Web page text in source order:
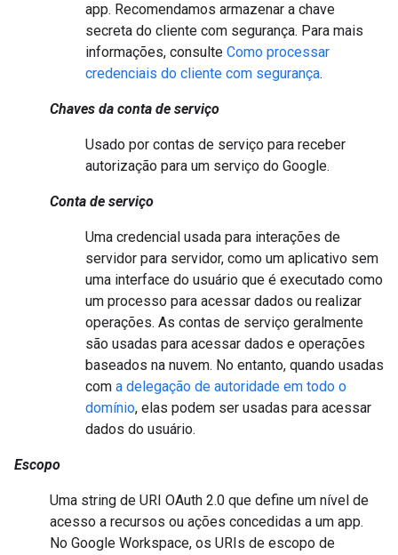
app. Recomendamos armazenar a chave
secreta do cliente com segurança. Para mais
informações, consulte Como processar
credenciais do cliente com segurança.
Chaves da conta de serviço
Usado por contas de serviço para receber
autorização para um serviço do Google.
Conta de serviço
Uma credencial usada para interações de
servidor para servidor, como um aplicativo sem
uma interface do usuário que é executado como
um processo para acessar dados ou realizar
operações. As contas de serviço geralmente
são usadas para acessar dados e operações
baseados na nuvem. No entanto, quando usadas
com a delegação de autoridade em todo o
domínio, elas podem ser usadas para acessar
dados do usuário.
Escopo
Uma string de URI OAuth 2.0 que define um nível de
acesso a recursos ou ações concedidas a um app.
No Google Workspace, os URIs de escopo de